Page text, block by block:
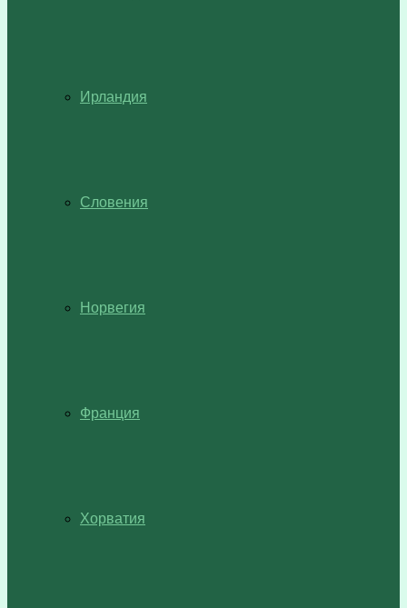
Ирландия
Словения
Норвегия
Франция
Хорватия